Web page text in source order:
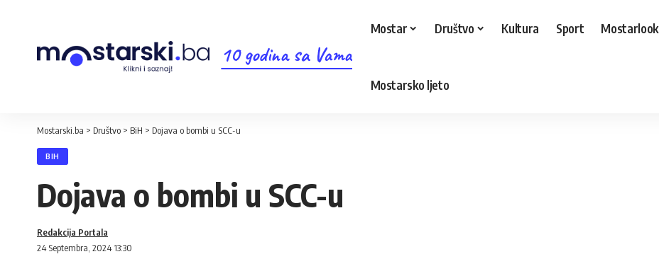
10 godina sa Vama
Mostar Društvo Kultura Sport Mostarlook
Mostarsko ljeto
Mostarski.ba > Društvo > BiH > Dojava o bombi u SCC-u
BIH
Dojava o bombi u SCC-u
24 Septembra, 2024 13:30
Redakcija Portala